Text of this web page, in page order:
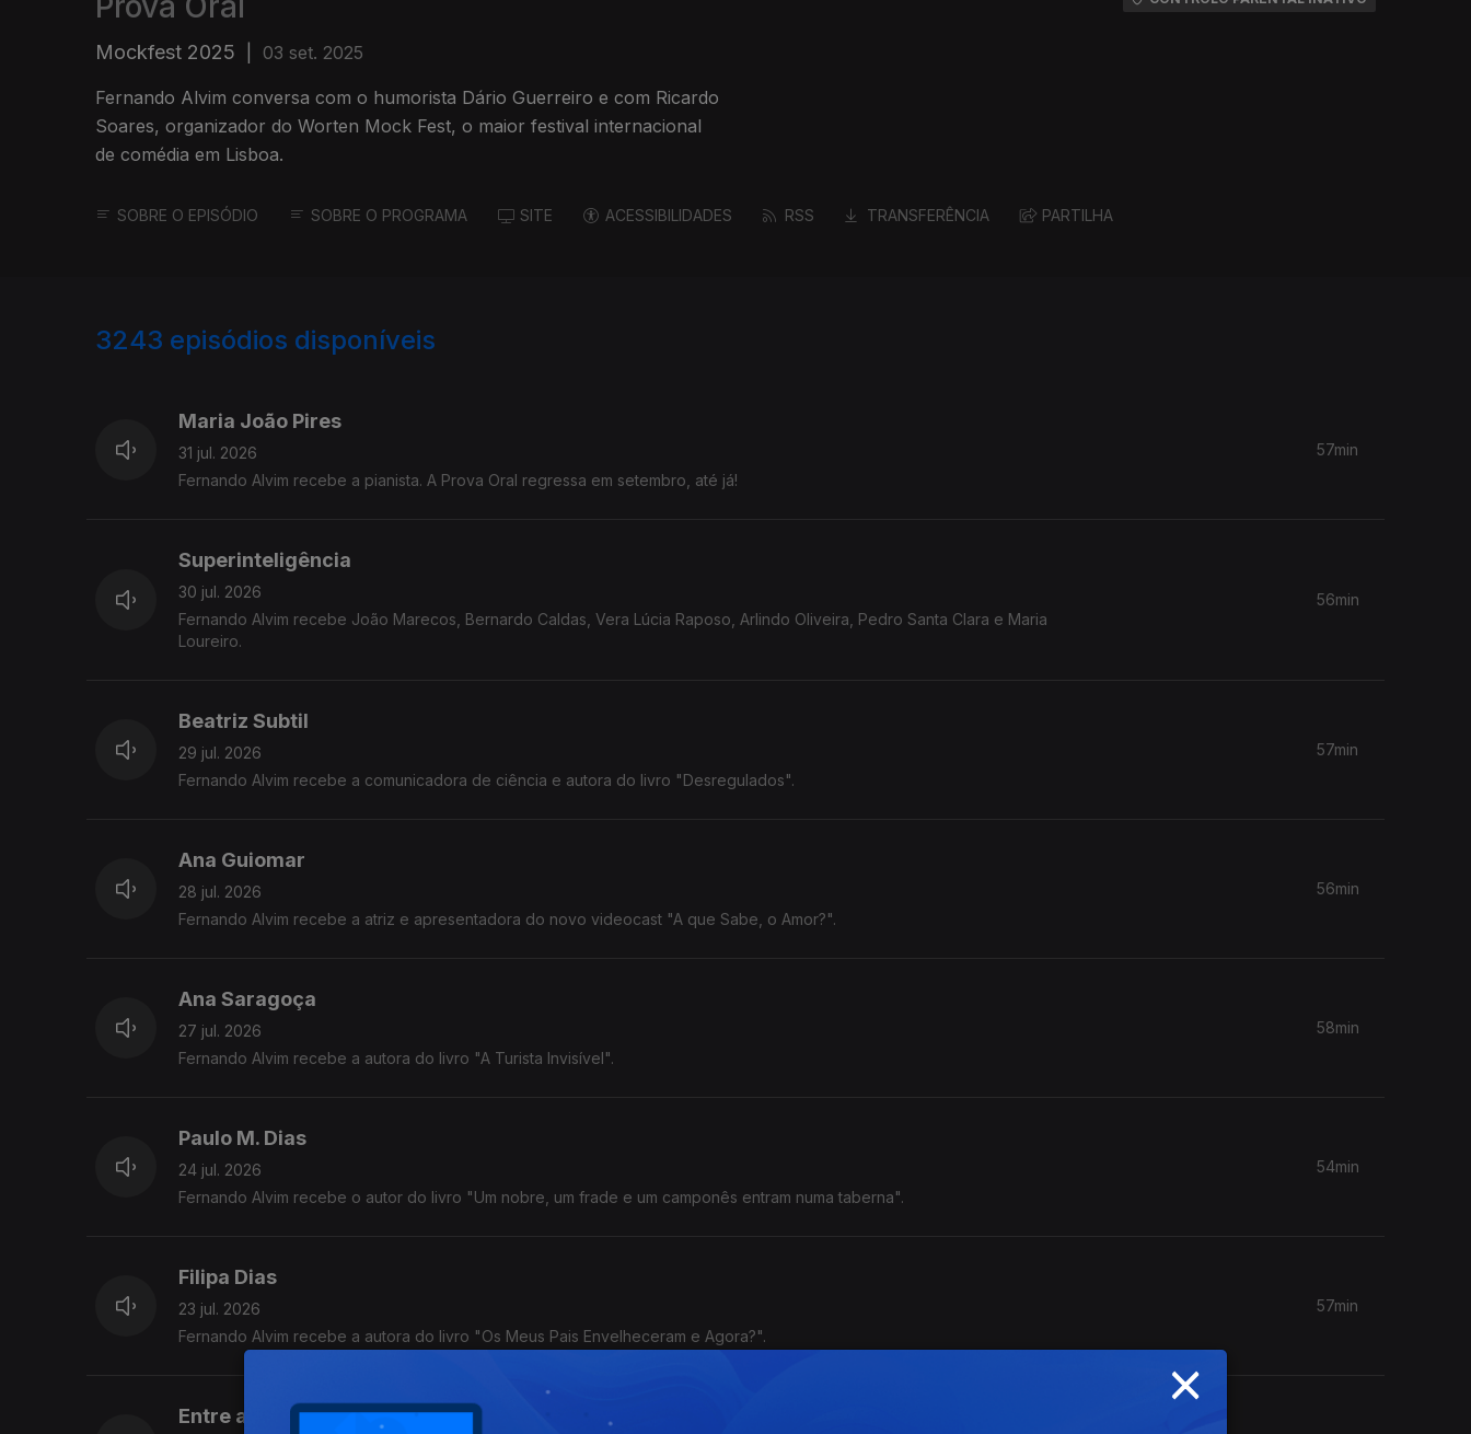
Mockfest 2025 03 set. 2025
Fernando Alvim conversa com o humorista Dário Guerreiro e com Ricardo
Soares, organizador do Worten Mock Fest, o maior festival internacional
de comédia em Lisboa.
SOBRE O EPISÓDIO SOBRE O PROGRAMA SITE ACESSIBILIDADES RSS TRANSFERÊNCIA PARTILHA
3243 episódios disponíveis
Maria João Pires
31 jul. 2026
Fernando Alvim recebe a pianista. A Prova Oral regressa em setembro, até já!
57min
Superinteligência
30 jul. 2026
Fernando Alvim recebe João Marecos, Bernardo Caldas, Vera Lúcia Raposo, Arlindo Oliveira, Pedro Santa Clara e Maria
Loureiro.
56min
Beatriz Subtil
29 jul. 2026
Fernando Alvim recebe a comunicadora de ciência e autora do livro "Desregulados".
57min
Ana Guiomar
28 jul. 2026
Fernando Alvim recebe a atriz e apresentadora do novo videocast "A que Sabe, o Amor?".
56min
Ana Saragoça
27 jul. 2026
Fernando Alvim recebe a autora do livro "A Turista Invisível".
58min
Paulo M. Dias
24 jul. 2026
Fernando Alvim recebe o autor do livro "Um nobre, um frade e um camponês entram numa taberna".
54min
Filipa Dias
23 jul. 2026
Fernando Alvim recebe a autora do livro "Os Meus Pais Envelheceram e Agora?".
57min
Entre a Arte e o Algoritmo ×